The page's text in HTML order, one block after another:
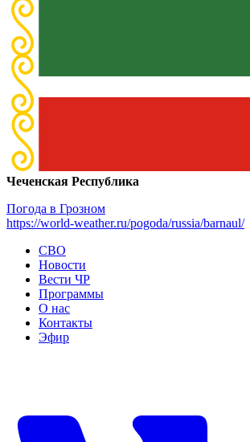
Чеченская Республика
Погода в Грозном
https://world-weather.ru/pogoda/russia/barnaul/
СВО
Новости
Вести ЧР
Программы
О нас
Контакты
Эфир